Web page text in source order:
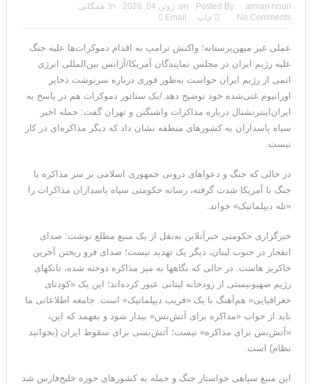
Posted By: arman nouri
on: ژوئن 04, 2026 In: همگانی
No Comments
چاپ Email
عملی غیر میهن‌پرستانه؛ واکنش ترامپ به اقدام دموکرات‌ها علیه جنگ
علیه رژیم ایران در مجلس نمایندگان آمریکا/آژانس بین‌المللی انرژی
اتمی از رژیم ایران خواست به‌طور فوری درباره سرنوشت ذخایر
اورانیوم غنی‌شده خود توضیح دهد./یک سناتور دموکرات هم در پاسخ به
ایران‌اینترنشنال درباره مذاکرات واشنگتن و تهران گفت: حمله اخیر
سپاه پاسداران به کشورهای منطقه نشان داد که دیگر مذاکره‌ای در کار
نیست.
در حالی که جنگ و دعواهای درونی جمهوری اسلامی بر سر مذاکره یا
جنگ با آمریکا شدت گرفته، رسانه حکومتی سپاه پاسداران مذاکرات را
«تله دیپلماتیک» خواند.
خبرگزاری حکومتی خبرآنلاین به‌نقل از یک منبع مطلع نوشت: صدای
انفجار در جنوب لبنان، دیگر یک تهدید نیست؛ صدای فرو ریختن آخرین
خاکریز هاست. در حالی که نگاهها به میز مذاکره دوخته شده، تانکهای
رژیم صهیونیستی از رودخانه لیتانی عبور کرده‌اند؛ این یک «کودتای
جغرافیایی» هم‌آهنگ با یک «فریب دیپلماتیک» است. جامعه اطلاعاتی ما
باید از خواب «مذاکره برای آتش‌بس» بیدار شود و بفهمد که این،
«آتش‌بس برای مذاکره» نیست؛ آتش‌بسی برای سقوط ایران (بخوانید
نظام) است.
این منبع سپاهی خواستار جنگ و حمله به کشورهای حوزه خلیج‌فارس شد